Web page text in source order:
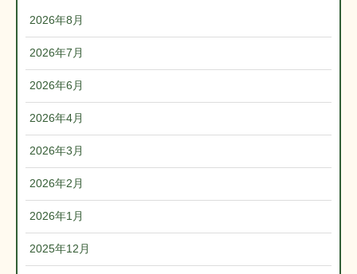
2026年8月
2026年7月
2026年6月
2026年4月
2026年3月
2026年2月
2026年1月
2025年12月